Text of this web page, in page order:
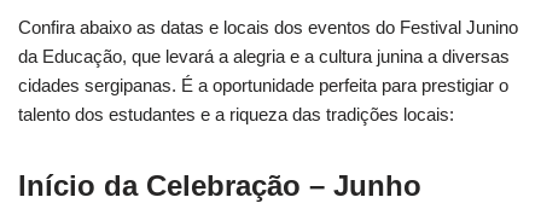
Confira abaixo as datas e locais dos eventos do Festival Junino
da Educação, que levará a alegria e a cultura junina a diversas
cidades sergipanas. É a oportunidade perfeita para prestigiar o
talento dos estudantes e a riqueza das tradições locais:
Início da Celebração – Junho